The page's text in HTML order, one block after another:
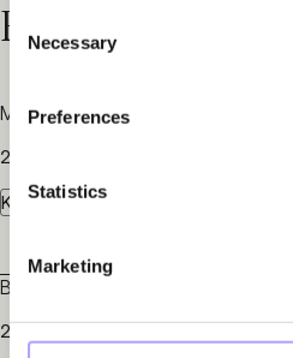
Consent
Selection
Necessary
Preferences
Statistics
Marketing
Relaterade
25 maj 2026
Konkurser
Marell Boats Sweden AB i konkurs
22 maj 2026
Bite Studios AB i konkurs